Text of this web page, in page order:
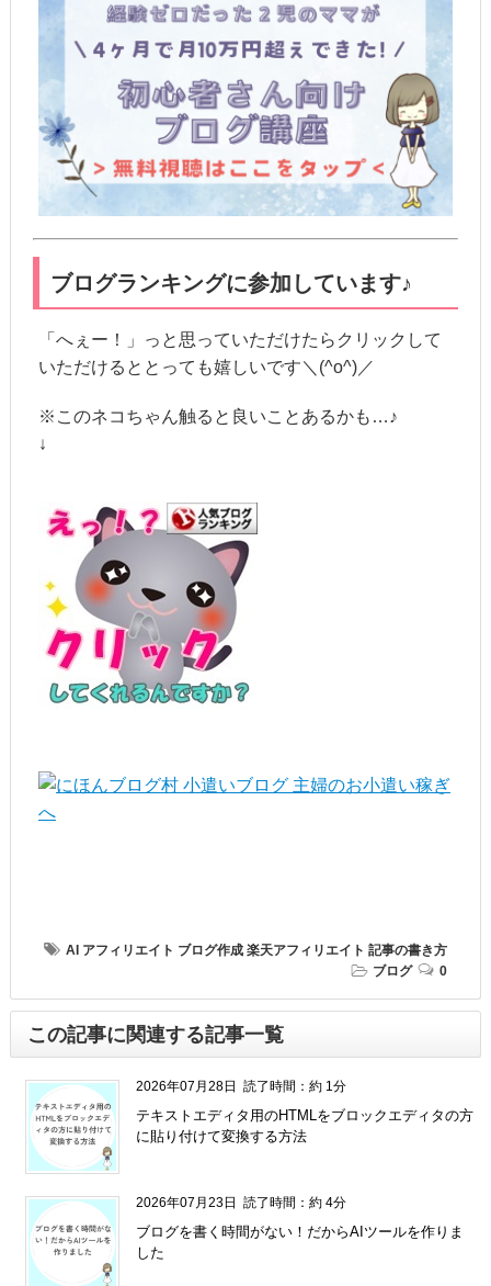
ブログランキングに参加しています♪
「へぇー！」っと思っていただけたらクリックして
いただけるととっても嬉しいです＼(^o^)／
※このネコちゃん触ると良いことあるかも…♪
↓
AI アフィリエイト ブログ作成 楽天アフィリエイト 記事の書き方
ブログ
0
この記事に関連する記事一覧
2026年07月28日 読了時間：約 1分
テキストエディタ用のHTMLをブロックエディタの方
に貼り付けて変換する方法
2026年07月23日 読了時間：約 4分
ブログを書く時間がない！だからAIツールを作りま
した